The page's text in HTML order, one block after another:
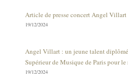
Article de presse concert Angel Villart
19/12/2024
Angel Villart : un jeune talent
Supérieur de Musique de Paris pour
19/12/2024